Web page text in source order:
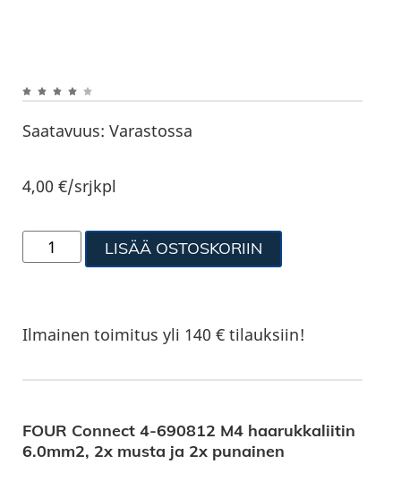
Saatavuus: Varastossa
4,00€/srjkpl
LISÄÄ OSTOSKORIIN
Ilmainen toimitus yli 140 € tilauksiin!
FOUR Connect 4-690812 M4 haarukkaliitin
6.0mm2, 2x musta ja 2x punainen